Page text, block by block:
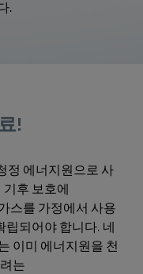
.
!
정 에너지원으로 사
후 보호에
스를 가정에서 사용
되어야 합니다. 네
이미 에너지원을 천
는